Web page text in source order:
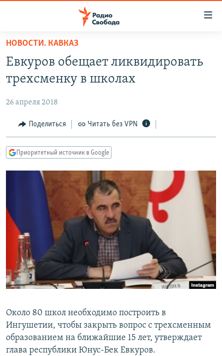
упрощенного
доступа
основному
Вернутся
главной
навигации
Вернутся
ПОДКАСТЫ
АВТОРСКИЕ ПРОЕКТЫ
ЦИТАТЫ СВОБОДЫ
МНЕНИЯ
IDEL.РЕАЛИИ
КАВКАЗ.РЕАЛИИ
СЕВЕР.РЕАЛИИ
СИБИРЬ.РЕАЛИИ
РАСПИСАНИЕ ВЕЩАНИЯ
ПОДПИШИТЕСЬ НА РАССЫЛКУ
СОЦИАЛЬНЫЕ СЕТИ
Все сайты РСЕ/РС
НОВОСТИ. КАВКАЗ
Евкуров обещает ликвидировать
трехсменку в школах
26 апреля 2018
Поделиться Читать без VPN
Приоритетный источник в Google
Около 80 школ необходимо построить в
Ингушетии, чтобы закрыть вопрос с трехсменным
образованием на ближайшие 15 лет, утверждает
глава республики Юнус-Бек Евкуров.